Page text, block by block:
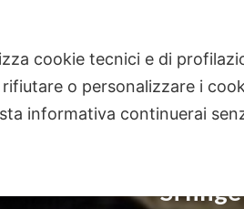
Si
cookie tecnici e di
o personalizzare i
informativa continuerai